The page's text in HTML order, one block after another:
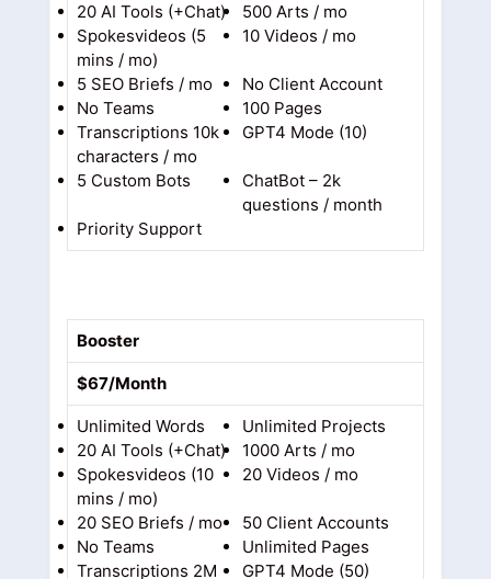
20 AI Tools (+Chat)
500 Arts / mo
Spokesvideos (5
mins / mo)
10 Videos / mo
5 SEO Briefs / mo
No Client Account
No Teams
100 Pages
Transcriptions 10k
characters / mo
GPT4 Mode (10)
5 Custom Bots
ChatBot – 2k
questions / month
Priority Support
Booster
$67/Month
Unlimited Words
Unlimited Projects
20 AI Tools (+Chat)
1000 Arts / mo
Spokesvideos (10
mins / mo)
20 Videos / mo
20 SEO Briefs / mo
50 Client Accounts
No Teams
Unlimited Pages
Transcriptions 2M
GPT4 Mode (50)